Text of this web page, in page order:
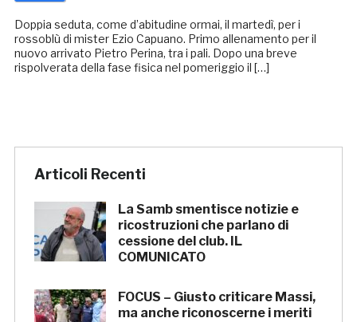
Doppia seduta, come d’abitudine ormai, il martedì, per i
rossoblù di mister Ezio Capuano. Primo allenamento per il
nuovo arrivato Pietro Perina, tra i pali. Dopo una breve
rispolverata della fase fisica nel pomeriggio il […]
Articoli Recenti
La Samb smentisce notizie e
ricostruzioni che parlano di
cessione del club. IL
COMUNICATO
FOCUS – Giusto criticare Massi,
ma anche riconoscerne i meriti